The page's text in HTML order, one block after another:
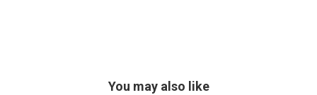
You may also like